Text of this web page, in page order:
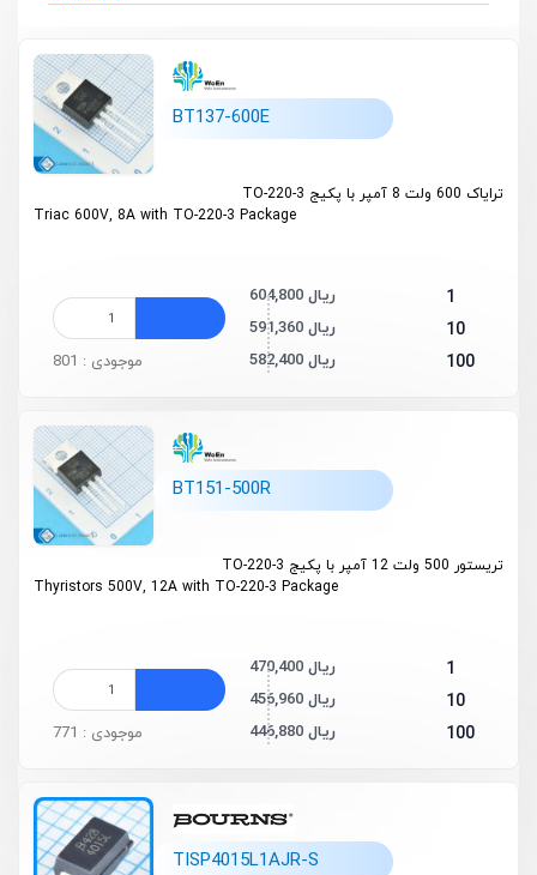
BT137-600E
ترایاک 600 ولت 8 آمپر با پکیج TO-220-3
Triac 600V, 8A with TO-220-3 Package
1 604,800 ریال
10 591,360 ریال
100 582,400 ریال موجودی : 801
BT151-500R
تریستور 500 ولت 12 آمپر با پکیج TO-220-3
Thyristors 500V, 12A with TO-220-3 Package
1 470,400 ریال
10 456,960 ریال
100 446,880 ریال موجودی : 771
TISP4015L1AJR-S